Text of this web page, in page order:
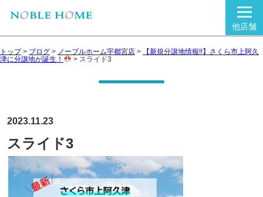
他店舗
トップ> ブログ > ノーブルホーム宇都宮店 >
【新規分譲地情報!!】さくら市上阿久
津に分譲地が誕生！
> スライド3
2023.11.23
スライド3